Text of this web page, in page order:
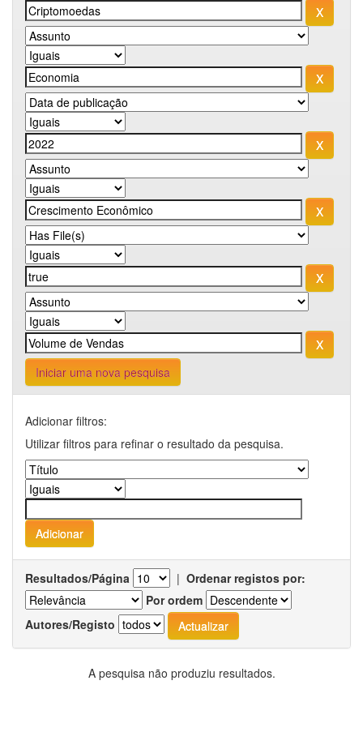
Iniciar uma nova pesquisa
Adicionar filtros:
Utilizar filtros para refinar o resultado da pesquisa.
Resultados/Página | Ordenar registos por:
Por ordem
Autores/Registo
A pesquisa não produziu resultados.